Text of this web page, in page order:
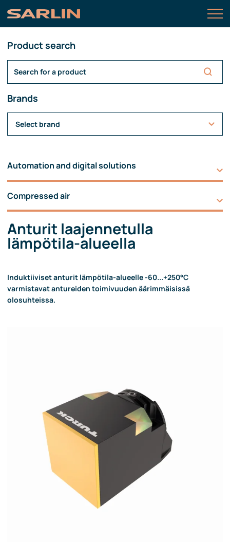
Product search
Brands
Select brand
Automation and digital solutions
Compressed air
Anturit laajennetulla
lämpötila-alueella
Induktiiviset anturit lämpötila-alueelle -60...+250°C
varmistavat antureiden toimivuuden äärimmäisissä
olosuhteissa.